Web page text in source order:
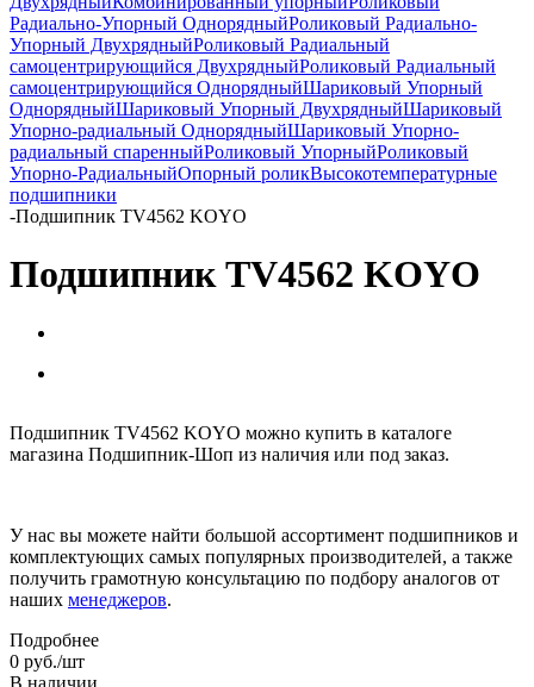
Радиально-Упорный ОднорядныйРоликовый Радиально-
Упорный ДвухрядныйРоликовый Радиальный
самоцентрирующийся ДвухрядныйРоликовый Радиальный
самоцентрирующийся ОднорядныйШариковый Упорный
ОднорядныйШариковый Упорный ДвухрядныйШариковый
Упорно-радиальный ОднорядныйШариковый Упорно-
радиальный спаренныйРоликовый УпорныйРоликовый
Упорно-РадиальныйОпорный роликВысокотемпературные
подшипники
-Подшипник TV4562 KOYO
Подшипник TV4562 KOYO
Подшипник TV4562 KOYO можно купить в каталоге
магазина Подшипник-Шоп из наличия или под заказ.
У нас вы можете найти большой ассортимент подшипников и
комплектующих самых популярных производителей, а также
получить грамотную консультацию по подбору аналогов от
наших менеджеров.
Подробнее
0 руб./шт
В наличии